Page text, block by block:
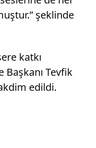
şeklinde
katkı
Başkanı Tevfik
edildi.